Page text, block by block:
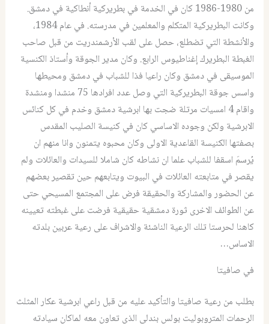
من 1980-1986 كان في الخدمة في بطريركية أنطاكية في دمشق.
وكانت البطريركية المتكلم والمعلمين في مدرسته. في عام 1984،
والأنشطة التي تضطلع، حصل على لقب الأرشمندريت من قبل صاحب
الغبطة البطريرك إغناطيوس الرابع. وكان مدير الجوقة وأستاذ الكنسية
الموسيقى في دمشق وكان راعيا فذا للشباب في دمشق ومحيطها
واسس جوقة البطريركية التي وصل عدد افرادها 75 منشدا ومنشدة
واقام 4 امسيات مرتلة ضجت بها ابرشية دمشق وخدم في كل كنائس
الابرشية ولكن وجوده الاساسي كان في كنيسة الصليب المقدس
بصفتها الكنيسة القاعدية الاولى وكان محبوه يتمنون وانا منهم ان
يُرسمَ اسقفا للشباب علما ان نشاطه كان شاملا للسيدات والعائلات ولم
يقصر في متابعته العائلات في البيوت ويتابعهم حين تقصير بعضهم
عن الحضور والمشاركة والحقيقة فرض على المجتمع المسيحي حتى
عن الطوائف الاخرى ثورة دمشقية حقيقية فرضت على غبطته تعيينه
كاهنا لحرستا تلك الرعية الناشئة والاشراف على رعية عربين بلدته
الاساس…
في صافيتا
بطلب من رعية صافيتا والتأكيد عليه من قبل راعي ابرشية عكار المثلث
الرحمات المتروبوليت بولس بندلي الذي تعاون معه لماكان سيادته